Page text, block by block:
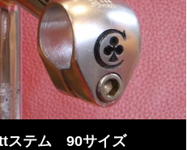
ステム 90サイズ